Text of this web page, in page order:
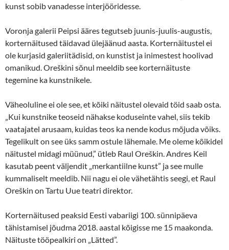
kunst sobib vanadesse interjööridesse.
Voronja galerii Peipsi ääres tegutseb juunis-juulis-augustis,
korternäitused täidavad ülejäänud aasta. Korternäitustel ei
ole kurjasid galeriitädisid, on kunstist ja inimestest hoolivad
omanikud. Oreškini sõnul meeldib see korternäituste
tegemine ka kunstnikele.
Väheoluline ei ole see, et kõiki näitustel olevaid töid saab osta.
„Kui kunstnike teoseid nähakse koduseinte vahel, siis tekib
vaatajatel arusaam, kuidas teos ka nende kodus mõjuda võiks.
Tegelikult on see üks samm ostule lähemale. Me oleme kõikidel
näitustel midagi müünud,” ütleb Raul Oreškin. Andres Keil
kasutab peent väljendit „merkantiilne kunst” ja see mulle
kummaliselt meeldib. Nii nagu ei ole vähetähtis seegi, et Raul
Oreškin on Tartu Uue teatri direktor.
Korternäitused peaksid Eesti vabariigi 100. sünnipäeva
tähistamisel jõudma 2018. aastal kõigisse me 15 maakonda.
Näituste tööpealkiri on „Lätted”.